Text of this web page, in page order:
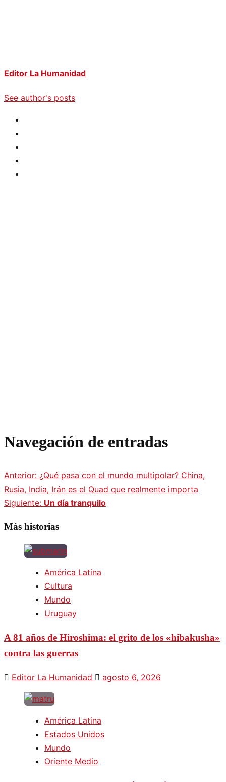
Editor La Humanidad
See author's posts
Navegación de entradas
Anterior: ¿Qué pasa con el mundo multipolar? China,
Rusia, India, Irán es el Quad que realmente importa
Siguiente: Un día tranquilo
Más historias
América Latina
Cultura
Mundo
Uruguay
A 81 años de Hiroshima: el grito de los «hibakusha»
contra las guerras
Editor La Humanidad agosto 6, 2026
América Latina
Estados Unidos
Mundo
Oriente Medio